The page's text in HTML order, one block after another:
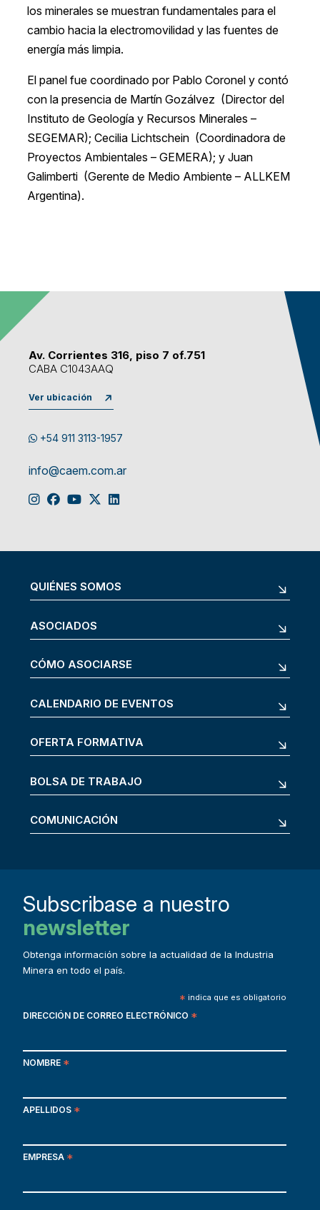
los minerales se muestran fundamentales para el
cambio hacia la electromovilidad y las fuentes de
energía más limpia.
El panel fue coordinado por Pablo Coronel y contó
con la presencia de Martín Gozálvez (Director del
Instituto de Geología y Recursos Minerales –
SEGEMAR); Cecilia Lichtschein (Coordinadora de
Proyectos Ambientales – GEMERA); y Juan
Galimberti (Gerente de Medio Ambiente – ALLKEM
Argentina).
Av. Corrientes 316, piso 7 of.751
CABA C1043AAQ
Ver ubicación
+54 911 3113-1957
info@caem.com.ar
QUIÉNES SOMOS
ASOCIADOS
CÓMO ASOCIARSE
CALENDARIO DE EVENTOS
OFERTA FORMATIVA
BOLSA DE TRABAJO
COMUNICACIÓN
Subscribase a nuestro
newsletter
Obtenga información sobre la actualidad de la Industria
Minera en todo el país.
* indica que es obligatorio
DIRECCIÓN DE CORREO ELECTRÓNICO *
NOMBRE *
APELLIDOS *
EMPRESA *